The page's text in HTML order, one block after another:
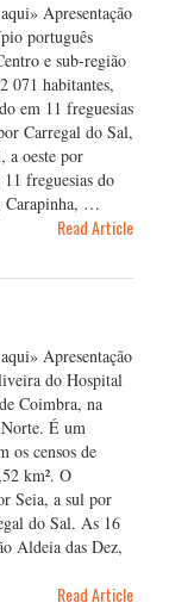
Apresentação
português
e sub-região
071 habitantes,
em 11 freguesias
Carregal do Sal,
a oeste por
freguesias do
Carapinha, …
Read Article
Apresentação
do Hospital
Coimbra, na
É um
os censos de
km². O
Seia, a sul por
do Sal. As 16
Aldeia das Dez,
Read Article